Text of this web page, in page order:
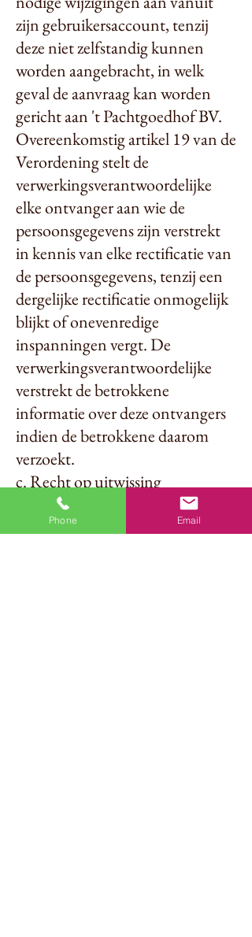
zijn gebruikersaccount, tenzij
deze niet zelfstandig kunnen
worden aangebracht, in welk
geval de aanvraag kan worden
gericht aan 't Pachtgoedhof BV.
Overeenkomstig artikel 19 van de
Verordening stelt de
verwerkingsverantwoordelijke
elke ontvanger aan wie de
persoonsgegevens zijn verstrekt
in kennis van elke rectificatie van
de persoonsgegevens, tenzij een
dergelijke rectificatie onmogelijk
blijkt of onevenredige
inspanningen vergt. De
verwerkingsverantwoordelijke
verstrekt de betrokkene
informatie over deze ontvangers
indien de betrokkene daarom
verzoekt.
c. Recht op uitwissing
De Gebruiker heeft het recht om
in de in artikel 17 van de
Phone Email